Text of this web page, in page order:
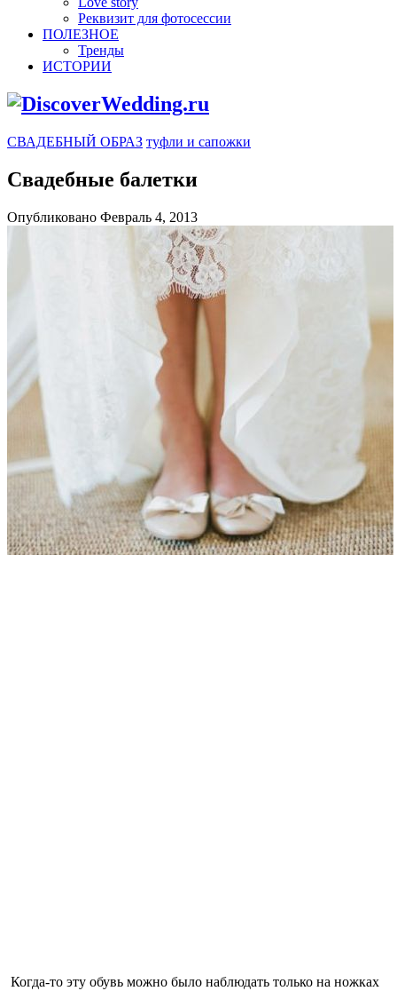
Реквизит для фотосессии
ПОЛЕЗНОЕ
Тренды
ИСТОРИИ
СВАДЕБНЫЙ ОБРАЗ туфли и сапожки
Свадебные балетки
Опубликовано Февраль 4, 2013
Когда-то эту обувь можно было наблюдать только на ножках